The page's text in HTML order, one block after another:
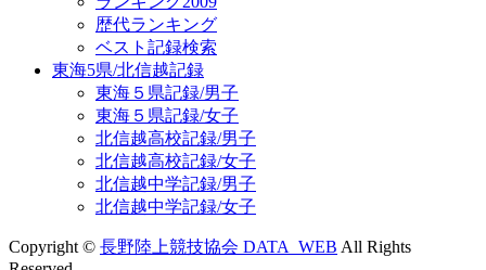
歴代ランキング
ベスト記録検索
東海5県/北信越記録
東海５県記録/男子
東海５県記録/女子
北信越高校記録/男子
北信越高校記録/女子
北信越中学記録/男子
北信越中学記録/女子
Copyright © 長野陸上競技協会 DATA_WEB All Rights